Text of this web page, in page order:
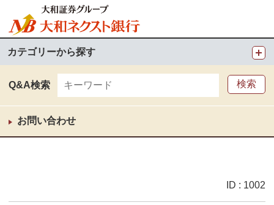
カテゴリーから探す
Q&A検索
お問い合わせ
ID : 1002